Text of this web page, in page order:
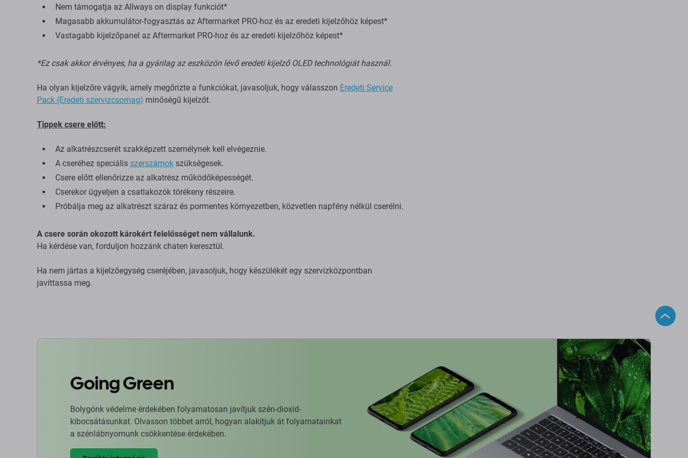
Nem támogatja az Allways on display funkciót*
Magasabb akkumulátor-fogyasztás az Aftermarket PRO-hoz és az eredeti kijelzőhöz képest*
Vastagabb kijelzőpanel az Aftermarket PRO-hoz és az eredeti kijelzőhöz képest*
*Ez csak akkor érvényes, ha a gyárilag az eszközön lévő eredeti kijelző OLED technológiát használ.
Ha olyan kijelzőre vágyik, amely megőrizte a funkciókat, javasoljuk, hogy válasszon Eredeti Service
Pack (Eredeti szervizcsomag) minőségű kijelzőt.
Tippek csere előtt:
Az alkatrészcserét szakképzett személynek kell elvégeznie.
A cseréhez speciális szerszámok szükségesek.
Csere előtt ellenőrizze az alkatrész működőképességét.
Cserekor ügyeljen a csatlakozók törékeny részeire.
Próbálja meg az alkatrészt száraz és pormentes környezetben, közvetlen napfény nélkül cserélni.
A csere során okozott károkért felelősséget nem vállalunk.
Ha kérdése van, forduljon hozzánk chaten keresztül.
Ha nem jártas a kijelzőegység cseréjében, javasoljuk, hogy készülékét egy szervizközpontban
javíttassa meg.
Going Green
Bolygónk védelme érdekében folyamatosan javítjuk szén-dioxid-
kibocsátásunkat. Olvasson többet arról, hogyan alakítjuk át folyamatainkat
a szénlábnyomunk csökkentése érdekében.